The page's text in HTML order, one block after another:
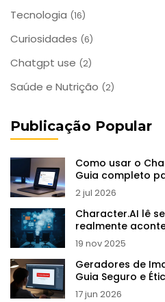
Tecnologia (16)
Curiosidades (6)
Chatgpt use (2)
Saúde e Nutrição (2)
Publicação Popular
Como usar o
Guia completo
2 jul 2026
Character.AI lê
realmente
19 nov 2025
Geradores de
Guia Seguro e
17 jun 2026